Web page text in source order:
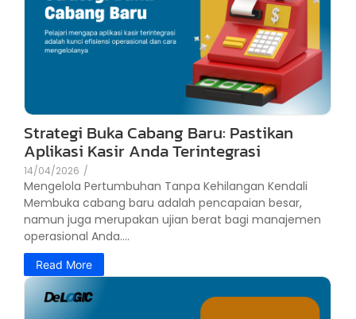
Strategi Buka Cabang Baru: Pastikan
Aplikasi Kasir Anda Terintegrasi
14/04/2026 /
Mengelola Pertumbuhan Tanpa Kehilangan Kendali
Membuka cabang baru adalah pencapaian besar,
namun juga merupakan ujian berat bagi manajemen
operasional Anda....
Read More